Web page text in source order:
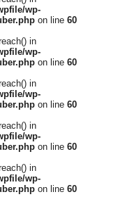
wp-
on line 60
in
wp-
on line 60
in
wp-
on line 60
in
wp-
on line 60
in
wp-
on line 60